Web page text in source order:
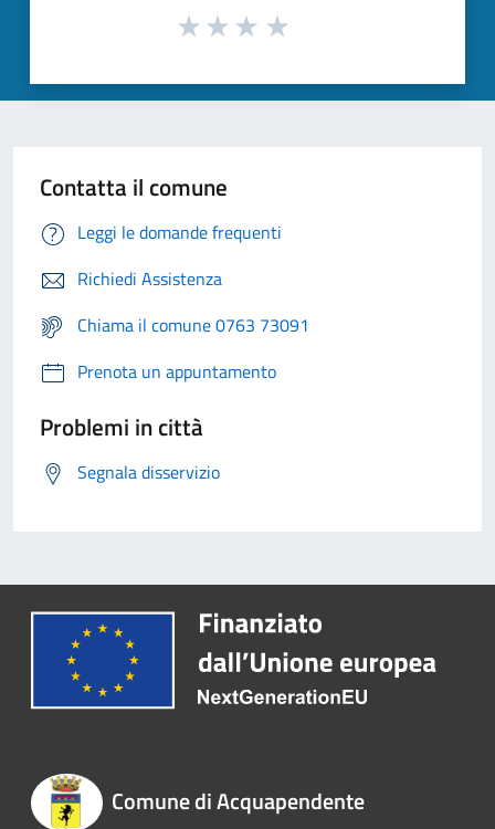
Contatta il comune
Leggi le domande frequenti
Richiedi Assistenza
Chiama il comune 0763 73091
Prenota un appuntamento
Problemi in città
Segnala disservizio
Comune di Acquapendente